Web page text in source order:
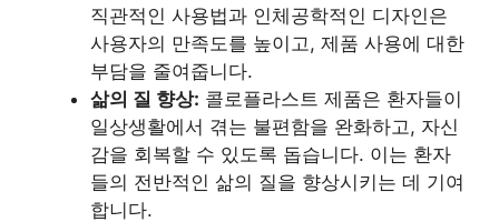
직관적인 사용법과 인체공학적인 디자인은
사용자의 만족도를 높이고, 제품 사용에 대한
부담을 줄여줍니다.
삶의 질 향상: 콜로플라스트 제품은 환자들이
일상생활에서 겪는 불편함을 완화하고, 자신
감을 회복할 수 있도록 돕습니다. 이는 환자
들의 전반적인 삶의 질을 향상시키는 데 기여
합니다.